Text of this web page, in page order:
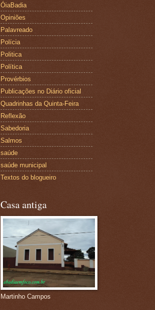
ÓiaBadia
Opiniões
Palavreado
Polícia
Politica
Política
Provérbios
Publicações no Diário oficial
Quadrinhas da Quinta-Feira
Reflexão
Sabedoria
Salmos
saúde
saúde municipal
Textos do blogueiro
Casa antiga
Martinho Campos